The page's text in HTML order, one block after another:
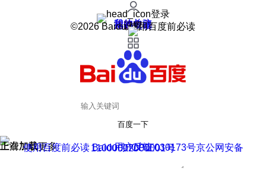
登录
我的关注
我的收藏
皮肤中心
用户反馈
设置
©2026 Baidu 使用百度前必读
百度一下
正在加载
上滑加载更多 用户反馈
使用百度前必读 Baidu 京ICP证030173号
京公网安备11000002000001号